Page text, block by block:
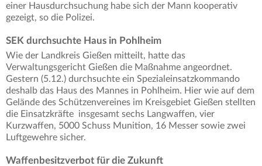
einer Hausdurchsuchung habe sich der Mann kooperativ
gezeigt, so die Polizei.
SEK durchsuchte Haus in Pohlheim
Wie der Landkreis Gießen mitteilt, hatte das
Verwaltungsgericht Gießen die Maßnahme angeordnet.
Gestern (5.12.) durchsuchte ein Spezialeinsatzkommando
deshalb das Haus des Mannes in Pohlheim. Hier wie auf dem
Gelände des Schützenvereines im Kreisgebiet Gießen stellten
die Einsatzkräfte insgesamt sechs Langwaffen, vier
Kurzwaffen, 5000 Schuss Munition, 16 Messer sowie zwei
Luftgewehre sicher.
Waffenbesitzverbot für die Zukunft